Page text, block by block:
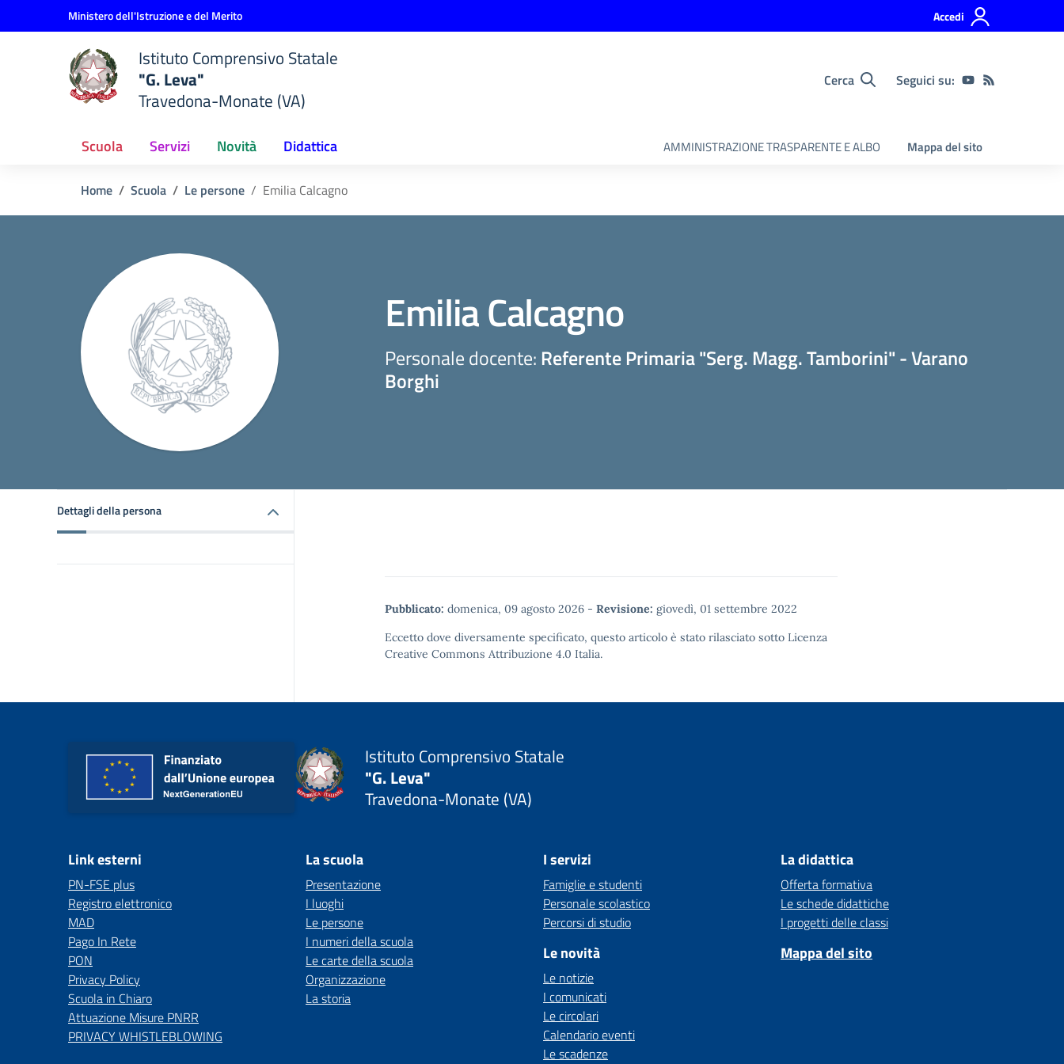
Vai ai contenuti
Vai al menu di navigazioneMinistero dell'Istruzione e del Merito Accedi
Istituto Comprensivo Statale
"G. Leva"
Travedona-Monate (VA)
Cerca Seguici su:
Scuola Servizi Novità Didattica AMMINISTRAZIONE TRASPARENTE E ALBO Mappa del sito
Home Scuola Le persone Emilia Calcagno
Emilia Calcagno
Personale docente: Referente Primaria "Serg. Magg. Tamborini" - Varano
Borghi
Dettagli della persona
Pubblicato: domenica, 09 agosto 2026 - Revisione: giovedì, 01 settembre 2022
Eccetto dove diversamente specificato, questo articolo è stato rilasciato sotto Licenza
Creative Commons Attribuzione 4.0 Italia.
Istituto Comprensivo Statale
"G. Leva"
Travedona-Monate (VA)
Link esterni
PN-FSE plus
Registro elettronico
MAD
Pago In Rete
PON
Privacy Policy
Scuola in Chiaro
Attuazione Misure PNRR
PRIVACY WHISTLEBLOWING
La scuola
Presentazione
I luoghi
Le persone
I numeri della scuola
Le carte della scuola
Organizzazione
La storia
I servizi
Famiglie e studenti
Personale scolastico
Percorsi di studio
Le novità
Le notizie
I comunicati
Le circolari
Calendario eventi
Le scadenze
La didattica
Offerta formativa
Le schede didattiche
I progetti delle classi
Mappa del sito